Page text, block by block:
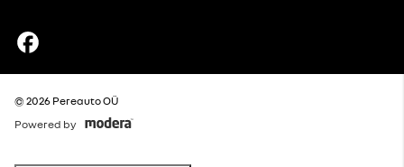
© 2026 Pereauto OÜ
Powered by